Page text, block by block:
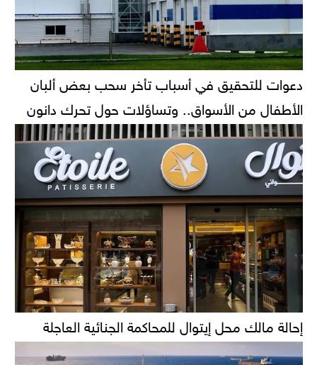
دعوات للتحقيق في أسباب تأخر سحب بعض ألبان
الأطفال من الأسواق.. وتساؤلات حول تحرك دانون
إحالة مالك محل إيتوال للمحاكمة الجنائية العاجلة